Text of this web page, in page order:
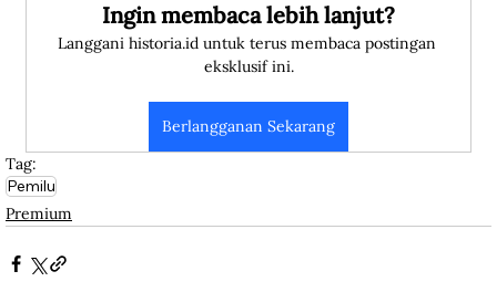
Ingin membaca lebih lanjut?
Langgani historia.id untuk terus membaca postingan
eksklusif ini.
Berlangganan Sekarang
Tag:
Pemilu
Premium